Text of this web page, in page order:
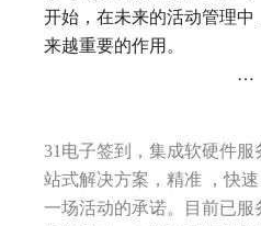
开始，在未来的活动管理
来越重要的作用。
…
31电子签到，集成软硬件
站式解决方案，精准 ，快
一场活动的承诺。目前已